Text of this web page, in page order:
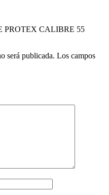
PROTEX CALIBRE 55
será publicada. Los campos